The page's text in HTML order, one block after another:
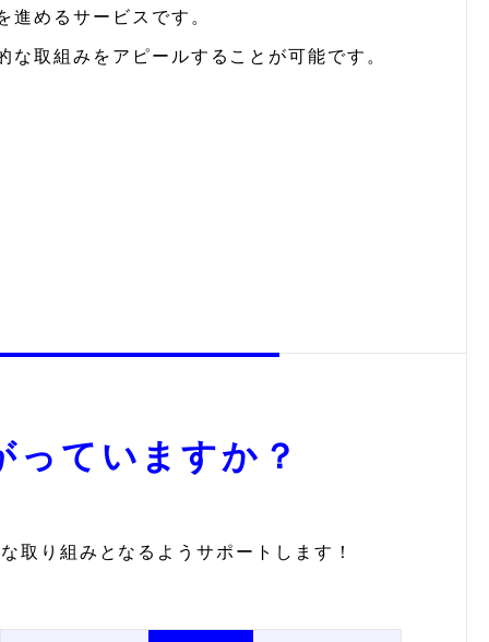
めるサービスです。
取組みをアピールすることが可能です。
ていますか？
取り組みとなるようサポートします！